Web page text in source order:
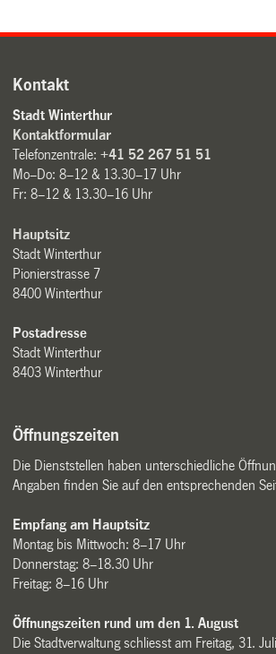
Kontakt
Stadt Winterthur
Kontaktformular
Telefonzentrale:+41 52 267 51 51
Mo–Do: 8–12 & 13.30–17 Uhr
Fr: 8–12 & 13.30–16 Uhr
Hauptsitz
Stadt Winterthur
Pionierstrasse 7
8400 Winterthur
Postadresse
Stadt Winterthur
8403 Winterthur
Öffnungszeiten
Die Dienststellen haben unterschiedliche
Angaben finden Sie auf den entsprechenden
Empfang am Hauptsitz
Montag bis Mittwoch: 8–17 Uhr
Donnerstag: 8–18.30 Uhr
Freitag: 8–16 Uhr
Öffnungszeiten rund um den 1. August
Die Stadtverwaltung schliesst am Freitag, 31.